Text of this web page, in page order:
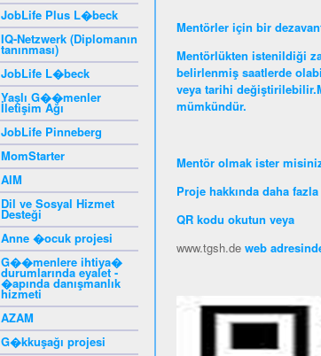
JobLife Plus L�beck
IQ-Netzwerk (Diplomanın
tanınması)
JobLife L�beck
Yaşlı G��menler
İletişim Ağı
JobLife Pinneberg
MomStarter
AIM
Dil ve Sosyal Hizmet
Desteği
Anne �ocuk projesi
G��menlere ihtiya�
durumlarında eyalet -
�apında danışmanlık
hizmeti
AZAM
G�kkuşağı projesi
Mentörler için bir
Mentörlükten istenildiği
belirlenmiş saatlerde
veya tarihi
mümkündür.
Mentör olmak ister
Proje hakkında daha
QR kodu okutun veya
www.tgsh.deweb